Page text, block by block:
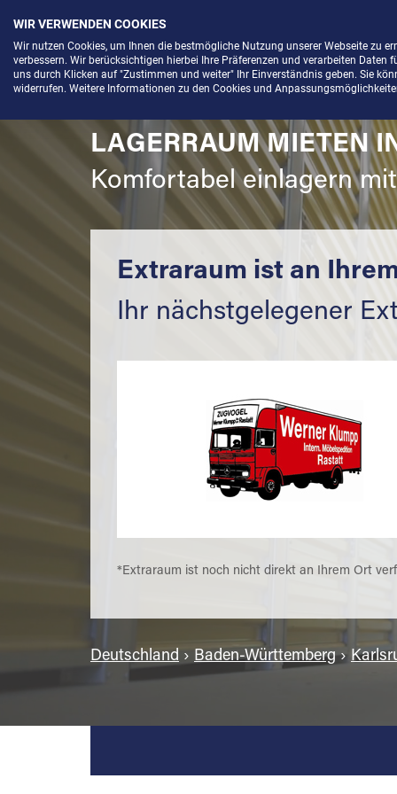
Menü
LAGERRAUM MIETEN
Komfortabel einlagern
Extraraum ist an
Ihr nächstgelegener
*Extraraum ist noch nicht direkt an Ihrem Ort
Deutschland › Baden-Württemberg›
WIR VERWENDEN COOKIES
Wir nutzen Cookies, um Ihnen die bestmögliche Nutzung unserer Webseite zu
verbessern. Wir berücksichtigen hierbei Ihre Präferenzen und verarbeiten
uns durch Klicken auf "Zustimmen und weiter" Ihr Einverständnis geben. Sie
widerrufen. Weitere Informationen zu den Cookies und